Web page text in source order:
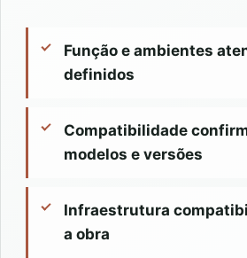
Função e ambientes
definidos
Compatibilidade
modelos e versões
Infraestrutura
a obra